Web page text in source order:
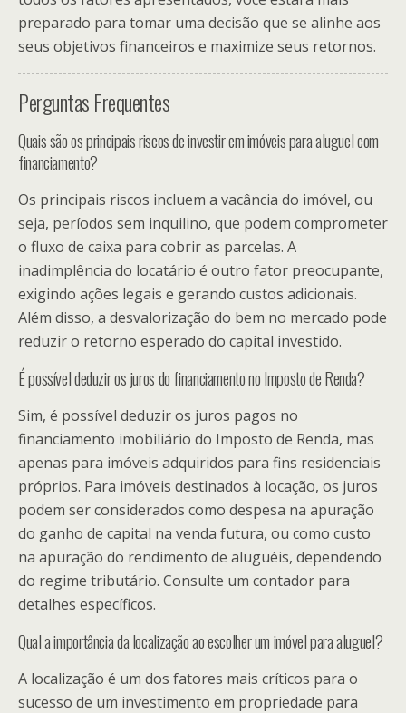
preparado para tomar uma decisão que se alinhe aos
seus objetivos financeiros e maximize seus retornos.
Perguntas Frequentes
Quais são os principais riscos de investir em imóveis para aluguel com
financiamento?
Os principais riscos incluem a vacância do imóvel, ou
seja, períodos sem inquilino, que podem comprometer
o fluxo de caixa para cobrir as parcelas. A
inadimplência do locatário é outro fator preocupante,
exigindo ações legais e gerando custos adicionais.
Além disso, a desvalorização do bem no mercado pode
reduzir o retorno esperado do capital investido.
É possível deduzir os juros do financiamento no Imposto de Renda?
Sim, é possível deduzir os juros pagos no
financiamento imobiliário do Imposto de Renda, mas
apenas para imóveis adquiridos para fins residenciais
próprios. Para imóveis destinados à locação, os juros
podem ser considerados como despesa na apuração
do ganho de capital na venda futura, ou como custo
na apuração do rendimento de aluguéis, dependendo
do regime tributário. Consulte um contador para
detalhes específicos.
Qual a importância da localização ao escolher um imóvel para aluguel?
A localização é um dos fatores mais críticos para o
sucesso de um investimento em propriedade para